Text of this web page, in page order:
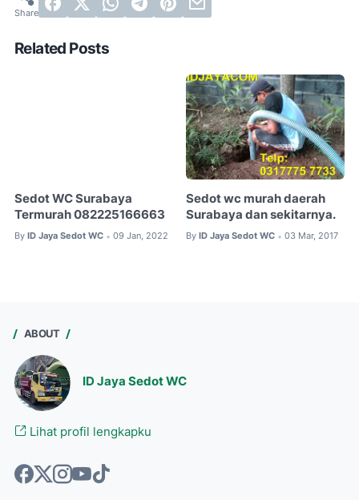
Related Posts
Sedot WC Surabaya
Termurah 082225166663
By ID Jaya Sedot WC • 09 Jan, 2022
Sedot wc murah daerah
Surabaya dan sekitarnya.
By ID Jaya Sedot WC • 03 Mar, 2017
ABOUT
ID Jaya Sedot WC
Lihat profil lengkapku